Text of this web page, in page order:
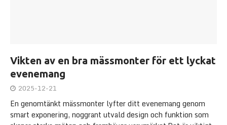
Vikten av en bra mässmonter för ett lyckat
evenemang
2025-12-21
En genomtänkt mässmonter lyfter ditt evenemang genom
smart exponering, noggrant utvald design och funktion som